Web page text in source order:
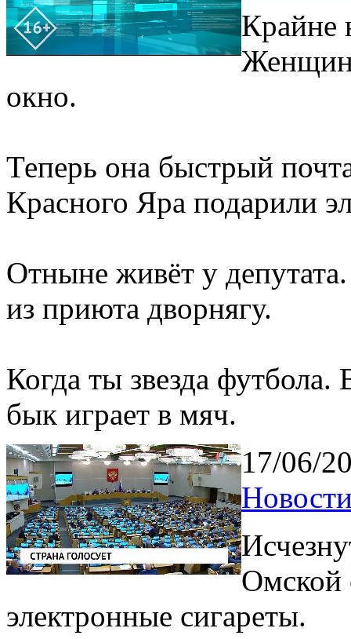
Крайне
окно.
Теперь она быстрый
Красного Яра подарили
Отныне живёт у
из приюта дворнягу.
Когда ты звезда
бык играет в мяч.
17/06/
Омской
электронные сигареты.